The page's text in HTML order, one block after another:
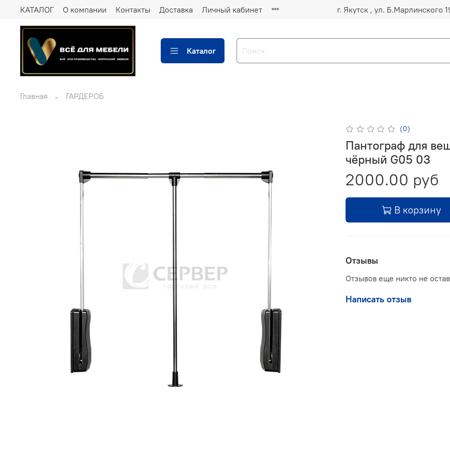
КАТАЛОГ О компании Контакты Доставка Личный кабинет
Каталог
Главная ГАРДЕРОБ
(0)
Пантограф для
чёрный G05 03
2000.00 руб
В корзину
Отзывы
Отзывов еще никто не
Написать отзыв